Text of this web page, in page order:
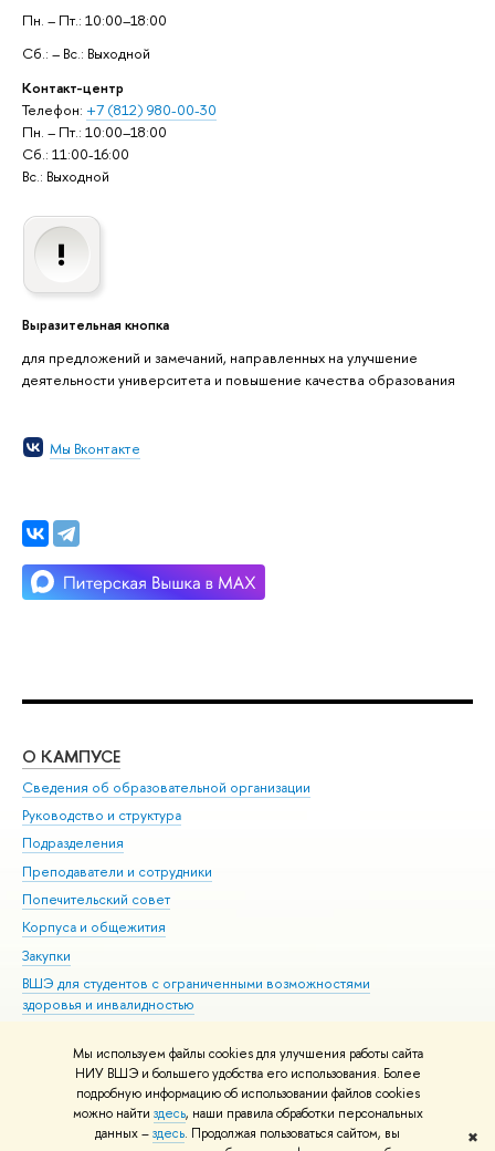
Мы используем файлы cookies для улучшения работы сайта
НИУ ВШЭ и большего удобства его использования. Более
подробную информацию об использовании файлов cookies
можно найти здесь, наши правила обработки персональных
данных –здесь. Продолжая пользоваться сайтом, вы
✖
Пн. – Пт.: 10:00–18:00
Сб.: – Вс.: Выходной
Контакт-центр
Телефон: +7 (812) 980-00-30
Пн. – Пт.: 10:00–18:00
Сб.: 11:00-16:00
Вс.: Выходной
Выразительная кнопка
для предложений и замечаний, направленных на улучшение
деятельности университета и повышение качества образования
Мы Вконтакте
О КАМПУСЕ
Сведения об образовательной организации
Руководство и структура
Подразделения
Преподаватели и сотрудники
Попечительский совет
Корпуса и общежития
Закупки
ВШЭ для студентов с ограниченными возможностями
здоровья и инвалидностью
Единая платежная страница